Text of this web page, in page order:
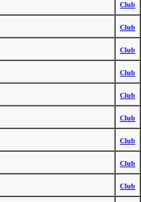
Club
Club
Club
Club
Club
Club
Club
Club
Club